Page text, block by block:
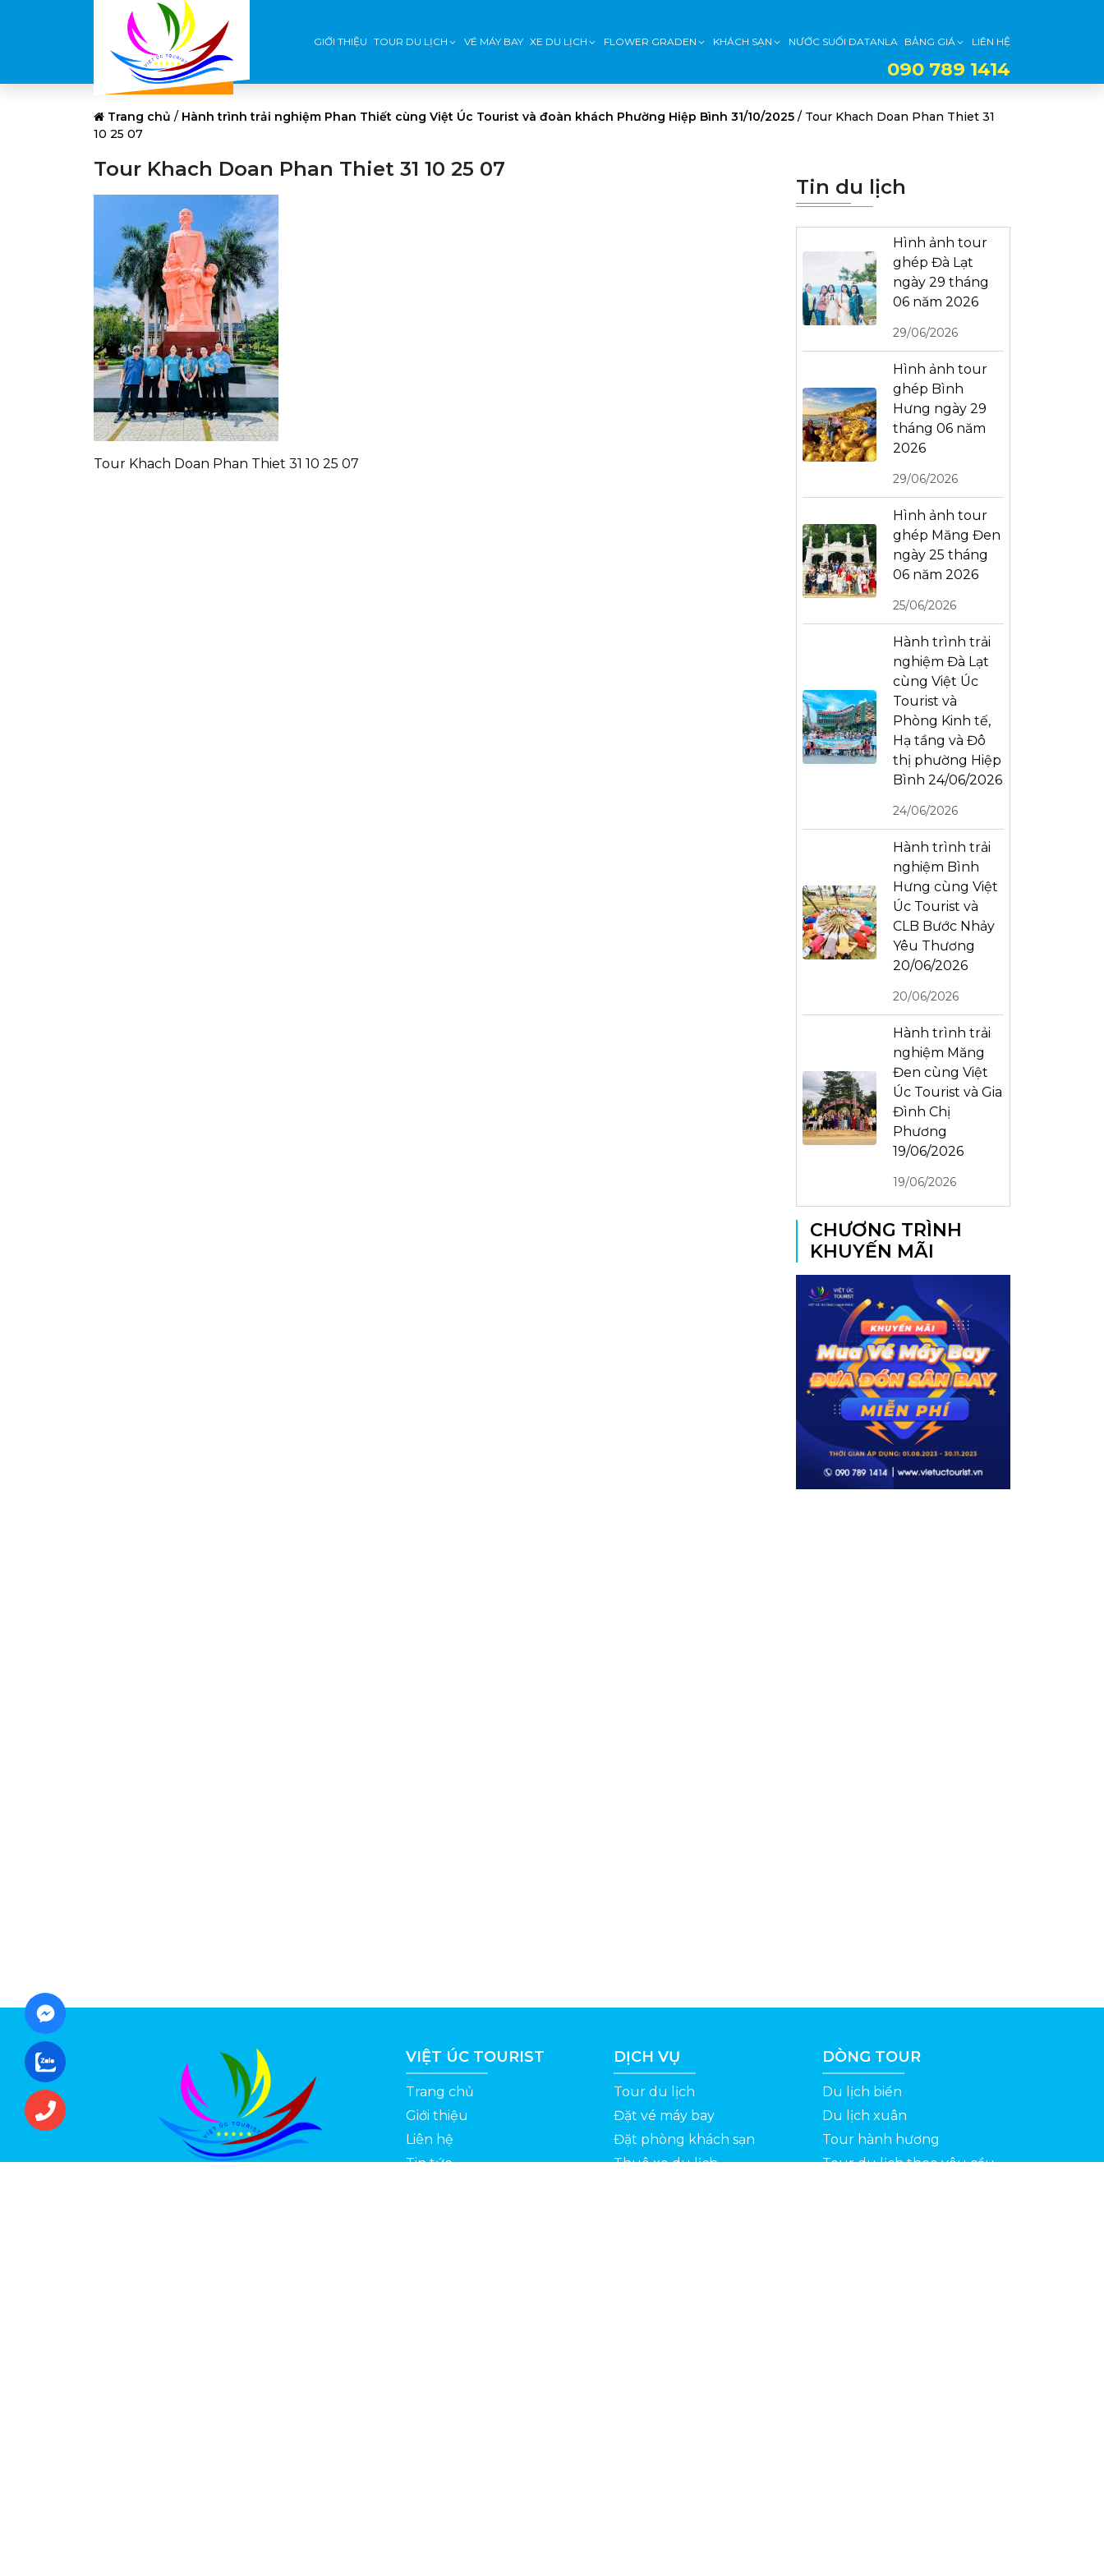
GIỚI THIỆU TOUR DU LỊCH VÉ MÁY BAY XE DU LỊCH FLOWER GRADEN KHÁCH SẠN NƯỚC SUỐI DATANLA BẢNG GIÁ LIÊN HỆ
090 789 1414
Trang chủ / Hành trình trải nghiệm Phan Thiết cùng Việt Úc Tourist và đoàn khách Phường Hiệp Bình 31/10/2025 / Tour Khach Doan Phan Thiet 31
10 25 07
Tour Khach Doan Phan Thiet 31 10 25 07
Tour Khach Doan Phan Thiet 31 10 25 07
Tin du lịch
Hình ảnh tour
ghép Đà Lạt
ngày 29 tháng
06 năm 2026
29/06/2026
Hình ảnh tour
ghép Bình
Hưng ngày 29
tháng 06 năm
2026
29/06/2026
Hình ảnh tour
ghép Măng Đen
ngày 25 tháng
06 năm 2026
25/06/2026
Hành trình trải
nghiệm Đà Lạt
cùng Việt Úc
Tourist và
Phòng Kinh tế,
Hạ tầng và Đô
thị phường Hiệp
Bình 24/06/2026
24/06/2026
Hành trình trải
nghiệm Bình
Hưng cùng Việt
Úc Tourist và
CLB Bước Nhảy
Yêu Thương
20/06/2026
20/06/2026
Hành trình trải
nghiệm Măng
Đen cùng Việt
Úc Tourist và Gia
Đình Chị
Phương
19/06/2026
19/06/2026
CHƯƠNG TRÌNH
KHUYẾN MÃI
VIỆT ÚC TOURIST
Trang chủ
Giới thiệu
Liên hệ
Tin tức
DỊCH VỤ
Tour du lịch
Đặt vé máy bay
Đặt phòng khách sạn
Thuê xe du lịch
DÒNG TOUR
Du lịch biển
Du lịch xuân
Tour hành hương
Tour du lịch theo yêu cầu